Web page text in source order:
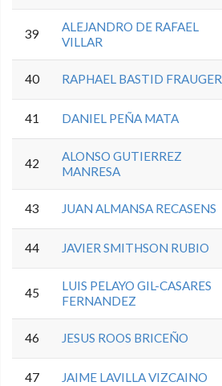
39
ALEJANDRO DE RAFAEL
VILLAR
40 RAPHAEL BASTID FRAUGER
41 DANIEL PEÑA MATA
42
ALONSO GUTIERREZ
MANRESA
43 JUAN ALMANSA RECASENS
44 JAVIER SMITHSON RUBIO
45
LUIS PELAYO GIL-CASARES
FERNANDEZ
46 JESUS ROOS BRICEÑO
47 JAIME LAVILLA VIZCAINO